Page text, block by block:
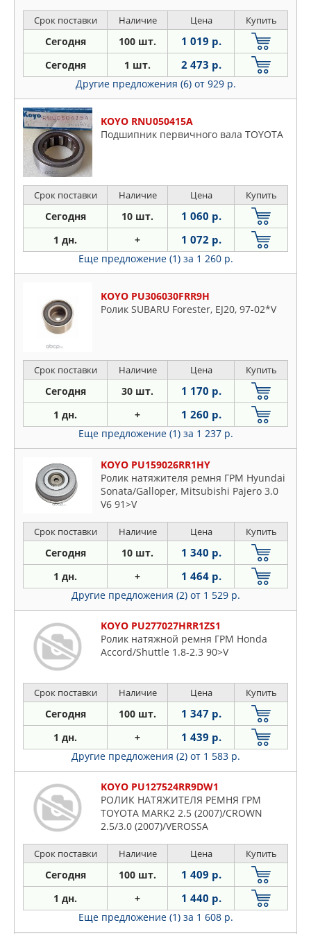
Срок поставки Наличие Цена Купить
Сегодня 100 шт. 1 019 р.
Сегодня 1 шт. 2 473 р.
Другие предложения (6) от 929 р.
KOYO RNU050415A
Подшипник первичного вала TOYOTA
Срок поставки Наличие Цена Купить
Сегодня 10 шт. 1 060 р.
1 дн. + 1 072 р.
Еще предложение (1) за 1 260 р.
KOYO PU306030FRR9H
Ролик SUBARU Forester, EJ20, 97-02*V
Срок поставки Наличие Цена Купить
Сегодня 30 шт. 1 170 р.
1 дн. + 1 260 р.
Еще предложение (1) за 1 237 р.
KOYO PU159026RR1HY
Ролик натяжителя ремня ГРМ Hyundai
Sonata/Galloper, Mitsubishi Pajero 3.0
V6 91>V
Срок поставки Наличие Цена Купить
Сегодня 10 шт. 1 340 р.
1 дн. + 1 464 р.
Другие предложения (2) от 1 529 р.
KOYO PU277027HRR1ZS1
Ролик натяжной ремня ГРМ Honda
Accord/Shuttle 1.8-2.3 90>V
Срок поставки Наличие Цена Купить
Сегодня 100 шт. 1 347 р.
1 дн. + 1 439 р.
Другие предложения (2) от 1 583 р.
KOYO PU127524RR9DW1
РОЛИК НАТЯЖИТЕЛЯ РЕМНЯ ГРМ
TOYOTA MARK2 2.5 (2007)/CROWN
2.5/3.0 (2007)/VEROSSA
Срок поставки Наличие Цена Купить
Сегодня 100 шт. 1 409 р.
1 дн. + 1 440 р.
Еще предложение (1) за 1 608 р.